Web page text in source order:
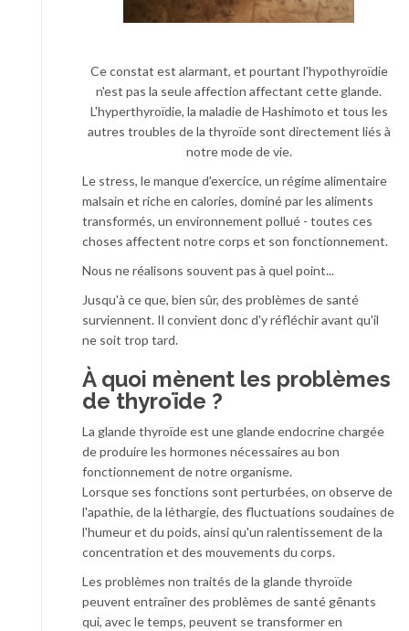
Ce constat est alarmant, et pourtant l'hypothyroïdie
n'est pas la seule affection affectant cette glande.
L'hyperthyroïdie, la maladie de Hashimoto et tous les
autres troubles de la thyroïde sont directement liés à
notre mode de vie.
Le stress, le manque d'exercice, un régime alimentaire
malsain et riche en calories, dominé par les aliments
transformés, un environnement pollué - toutes ces
choses affectent notre corps et son fonctionnement.
Nous ne réalisons souvent pas à quel point...
Jusqu'à ce que, bien sûr, des problèmes de santé
surviennent. Il convient donc d'y réfléchir avant qu'il
ne soit trop tard.
À quoi mènent les problèmes
de thyroïde ?
La glande thyroïde est une glande endocrine chargée
de produire les hormones nécessaires au bon
fonctionnement de notre organisme.
Lorsque ses fonctions sont perturbées, on observe de
l'apathie, de la léthargie, des fluctuations soudaines de
l'humeur et du poids, ainsi qu'un ralentissement de la
concentration et des mouvements du corps.
Les problèmes non traités de la glande thyroïde
peuvent entraîner des problèmes de santé gênants
qui, avec le temps, peuvent se transformer en